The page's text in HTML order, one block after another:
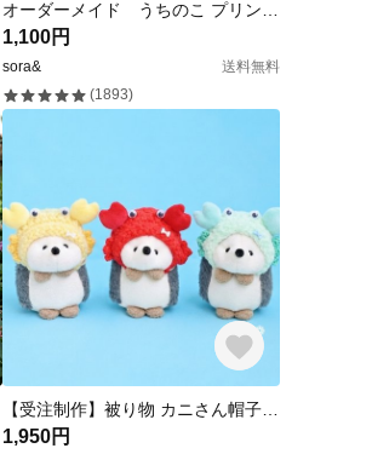
1,100円
sora&
送料無料
(1893)
1,950円